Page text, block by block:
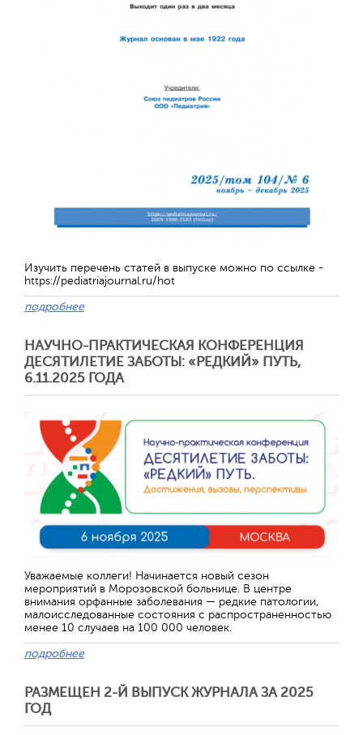
Изучить перечень статей в выпуске можно по ссылке -
https://pediatriajournal.ru/hot
подробнее
НАУЧНО-ПРАКТИЧЕСКАЯ КОНФЕРЕНЦИЯ
ДЕСЯТИЛЕТИЕ ЗАБОТЫ: «РЕДКИЙ» ПУТЬ,
6.11.2025 ГОДА
Уважаемые коллеги! Начинается новый сезон
мероприятий в Морозовской больнице. В центре
внимания орфанные заболевания — редкие патологии,
малоисследованные состояния с распространенностью
менее 10 случаев на 100 000 человек.
подробнее
РАЗМЕЩЕН 2-Й ВЫПУСК ЖУРНАЛА ЗА 2025
ГОД